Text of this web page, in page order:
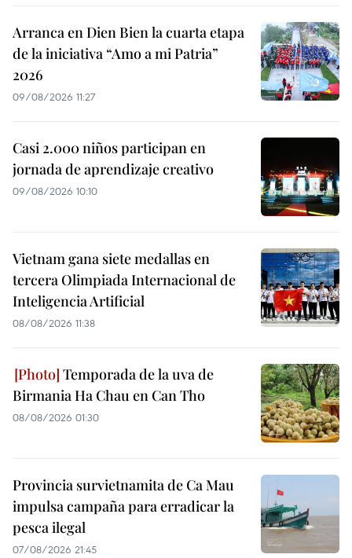
Arranca en Dien Bien la cuarta etapa
de la iniciativa “Amo a mi Patria”
2026
09/08/2026 11:27
Casi 2.000 niños participan en
jornada de aprendizaje creativo
09/08/2026 10:10
Vietnam gana siete medallas en
tercera Olimpiada Internacional de
Inteligencia Artificial
08/08/2026 11:38
Temporada de la uva de
Birmania Ha Chau en Can Tho
08/08/2026 01:30
Provincia survietnamita de Ca Mau
impulsa campaña para erradicar la
pesca ilegal
07/08/2026 21:45